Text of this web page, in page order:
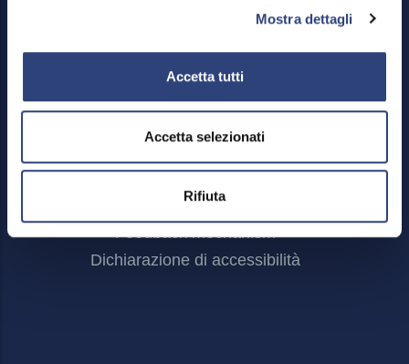
Mostra dettagli
Accetta tutti
Accetta selezionati
Rifiuta
Footer
Site Map
Privacy policy and Cookies
Feedback mechanism
Dichiarazione di accessibilità